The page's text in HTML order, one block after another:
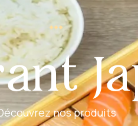
nos produits